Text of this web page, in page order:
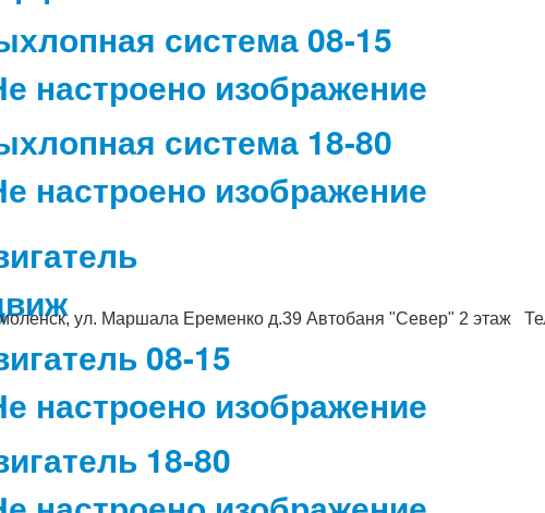
ул. Маршала Еременко д.39 Автобаня "Север" 2 этаж
система 08-15
система 18-80
08-15
18-80